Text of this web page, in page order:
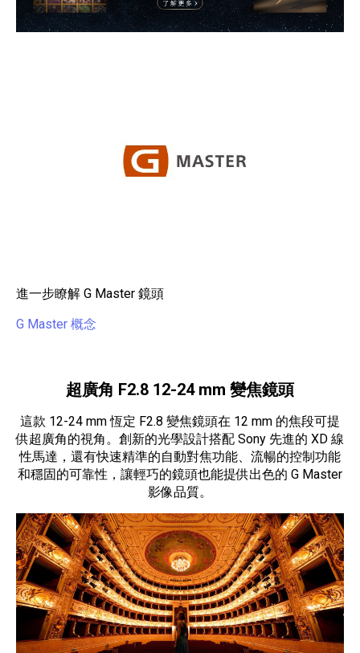
進一步瞭解 G Master 鏡頭
G Master 概念
超廣角 F2.8 12-24 mm 變焦鏡頭
這款 12-24 mm 恆定 F2.8 變焦鏡頭在 12 mm 的焦段可提
供超廣角的視角。創新的光學設計搭配 Sony 先進的 XD 線
性馬達，還有快速精準的自動對焦功能、流暢的控制功能
和穩固的可靠性，讓輕巧的鏡頭也能提供出色的 G Master
影像品質。